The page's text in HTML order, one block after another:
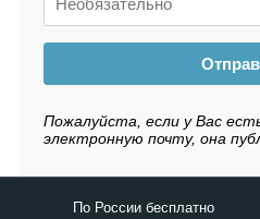
Пожалуйста, если у Вас
электронную почту, она
По России бесплатно